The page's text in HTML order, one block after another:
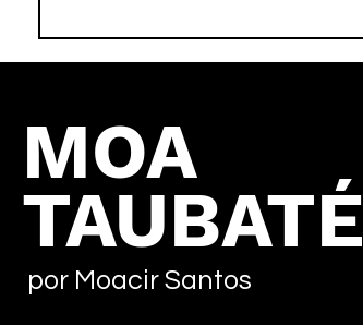
MOA
TAUBATÉ
por Moacir Santos